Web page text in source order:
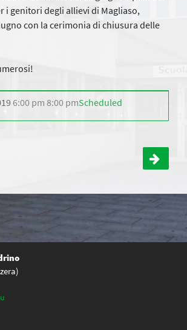
i genitori degli allievi di Magliaso,
con la cerimonia di chiusura delle
6:00 pm 8:00 pmScheduled